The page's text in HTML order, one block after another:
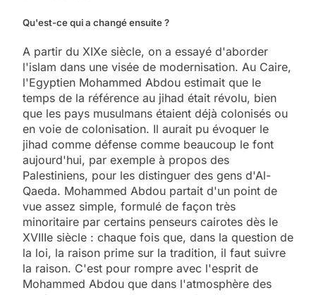
Qu'est-ce qui a changé ensuite ?
A partir du XIXe siècle, on a essayé d'aborder
l'islam dans une visée de modernisation. Au Caire,
l'Egyptien Mohammed Abdou estimait que le
temps de la référence au jihad était révolu, bien
que les pays musulmans étaient déjà colonisés ou
en voie de colonisation. Il aurait pu évoquer le
jihad comme défense comme beaucoup le font
aujourd'hui, par exemple à propos des
Palestiniens, pour les distinguer des gens d'Al-
Qaeda. Mohammed Abdou partait d'un point de
vue assez simple, formulé de façon très
minoritaire par certains penseurs cairotes dès le
XVIIIe siècle : chaque fois que, dans la question de
la loi, la raison prime sur la tradition, il faut suivre
la raison. C'est pour rompre avec l'esprit de
Mohammed Abdou que dans l'atmosphère des